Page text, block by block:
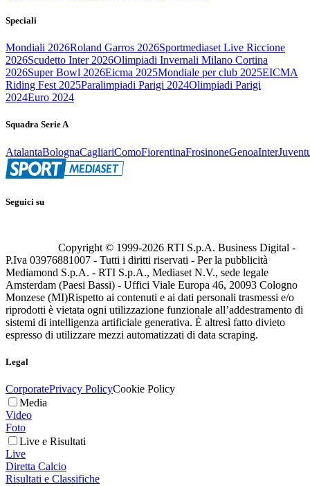
Speciali
Mondiali 2026Roland Garros 2026Sportmediaset Live Riccione
2026Scudetto Inter 2026Olimpiadi Invernali Milano Cortina
2026Super Bowl 2026Eicma 2025Mondiale per club 2025EICMA
Riding Fest 2025Paralimpiadi Parigi 2024Olimpiadi Parigi
2024Euro 2024
Squadra Serie A
AtalantaBolognaCagliariComoFiorentinaFrosinoneGenoaInter
Seguici su
Copyright © 1999-2026 RTI S.p.A. Business Digital -
P.Iva 03976881007 - Tutti i diritti riservati - Per la pubblicità
Mediamond S.p.A. - RTI S.p.A., Mediaset N.V., sede legale
Amsterdam (Paesi Bassi) - Uffici Viale Europa 46, 20093 Cologno
Monzese (MI)Rispetto ai contenuti e ai dati personali trasmessi e/o
riprodotti è vietata ogni utilizzazione funzionale all’addestramento di
sistemi di intelligenza artificiale generativa. È altresì fatto divieto
espresso di utilizzare mezzi automatizzati di data scraping.
Legal
CorporatePrivacy PolicyCookie Policy
Media
Video
Foto
Live e Risultati
Live
Diretta Calcio
Risultati e Classifiche